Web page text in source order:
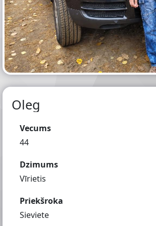
Oleg
Vecums
44
Dzimums
Vīrietis
Priekšroka
Sieviete